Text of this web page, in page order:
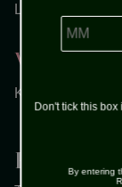
Lisää sooda.
Vaihe 4
Koristele
Historia?
MM
Don't tick this
By entering